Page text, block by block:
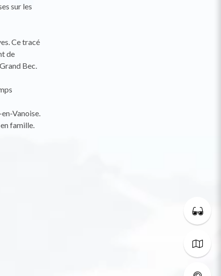
sur les
Ce tracé
de
Bec.
Vanoise.
famille.